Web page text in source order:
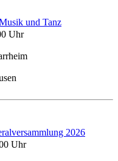
und Tanz
Uhr
2026
Uhr